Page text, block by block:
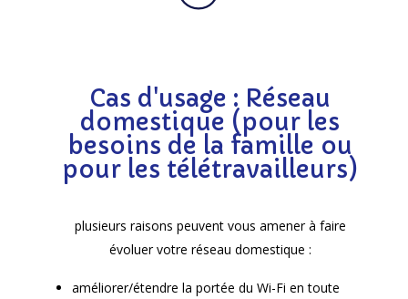
Cas d'usage : Réseau
domestique (pour les
besoins de la famille ou
pour les télétravailleurs)
plusieurs raisons peuvent vous amener à faire
évoluer votre réseau domestique :
améliorer/étendre la portée du Wi-Fi en toute